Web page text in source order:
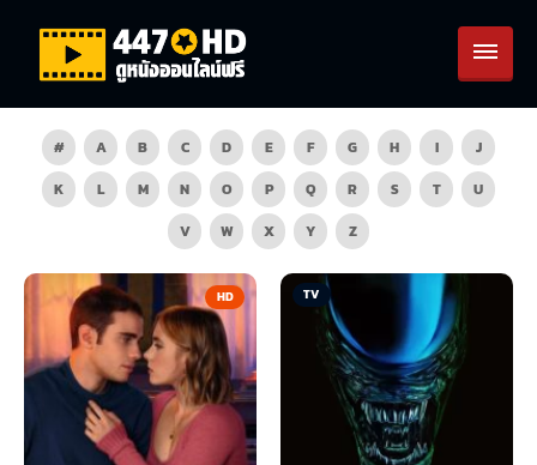
# A B C D E F G H I
J
K
L M N O P Q R S T
U
V
W X Y Z
HD TV